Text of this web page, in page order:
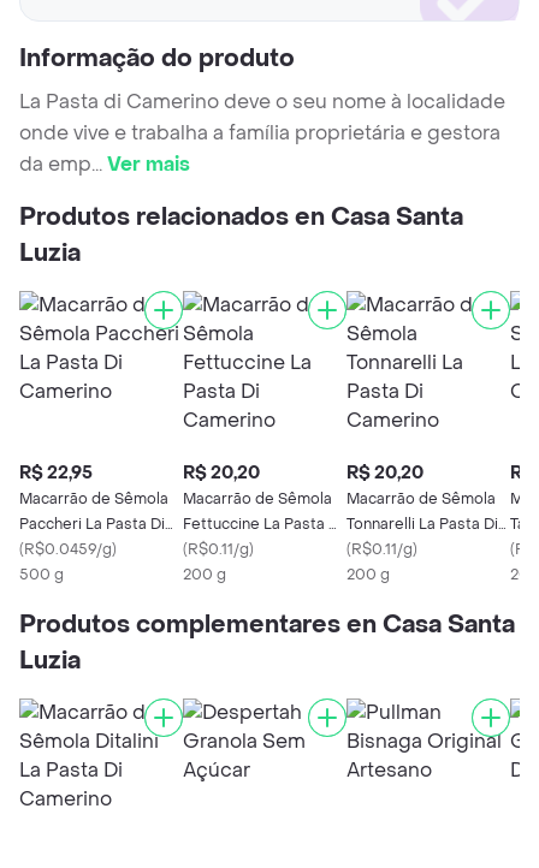
Informação do produto
La Pasta di Camerino deve o seu nome à localidade
onde vive e trabalha a família proprietária e gestora
da emp...Ver mais
Produtos relacionados en Casa Santa
Luzia
R$ 22,95
Macarrão de Sêmola
Paccheri La Pasta Di
Camerino
(R$0.0459/g)
500 g
R$ 20,20
Macarrão de Sêmola
Fettuccine La Pasta Di
Camerino
(R$0.11/g)
200 g
R$ 20,20
Macarrão de Sêmola
Tonnarelli La Pasta Di
Camerino
(R$0.11/g)
200 g
(
Produtos complementares en Casa Santa
Luzia